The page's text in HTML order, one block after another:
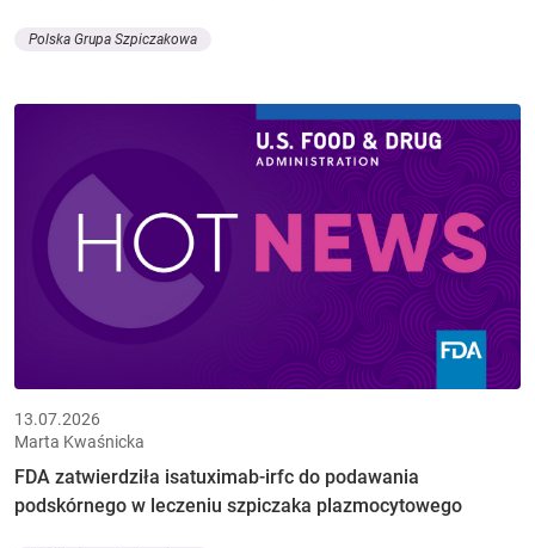
Polska Grupa Szpiczakowa
13.07.2026
Marta Kwaśnicka
FDA zatwierdziła isatuximab-irfc do podawania
podskórnego w leczeniu szpiczaka plazmocytowego